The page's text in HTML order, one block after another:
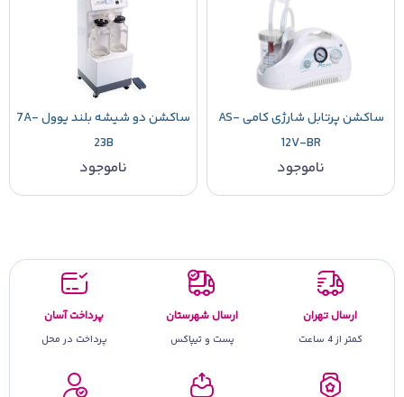
ساکشن پرتابل شارژی کامی AS-
12V-BR
ناموجود
ساکشن دو شیشه بلند یوول 7A-
23B
ناموجود
ارسال تهران
کمتر از 4 ساعت
ارسال شهرستان
پست و تیپاکس
پرداخت آسان
پرداخت در محل